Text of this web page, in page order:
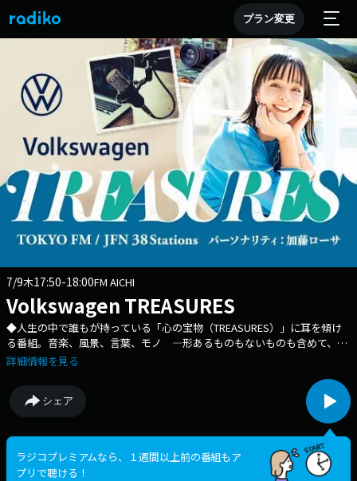
プラン変更
7/9木17:50-18:00FM AICHI
Volkswagen TREASURES
◆人生の中で誰もが持っている「心の宝物（TREASURES）」に耳を傾け
る番組。音楽、風景、言葉、モノ ―形あるものもないものも含めて、リ
スナーの心を支え、人生を豊かにしてきた「大切なもの」たちをエピソー
アカウントは「@FMAICHI」
詳細情報を見る
シェア
ラジコプレミアムなら、１週間以上前の番組もア
プリで聴ける！